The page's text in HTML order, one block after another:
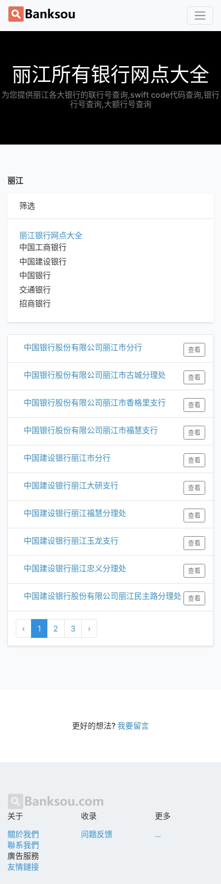
丽江所有银行网点大全
为您提供丽江各大银行的联行号查询,swift code代码查询,银行
行号查询,大额行号查询
丽江
筛选
丽江银行网点大全
中国工商银行
中国建设银行
中国银行
交通银行
招商银行
查看
中国银行股份有限公司丽江市分行
查看
中国银行股份有限公司丽江市古城分理处
查看
中国银行股份有限公司丽江市香格里支行
查看
中国银行股份有限公司丽江市福慧支行
查看
中国建设银行丽江市分行
查看
中国建设银行丽江大研支行
查看
中国建设银行丽江福慧分理处
查看
中国建设银行丽江玉龙支行
查看
中国建设银行丽江忠义分理处
查看
中国建设银行股份有限公司丽江民主路分理处
‹ 1 2 3 ›
更好的想法? 我要留言
关于
關於我們
聯系我們
廣告服務
友情鏈接
收录
问题反馈
更多
...